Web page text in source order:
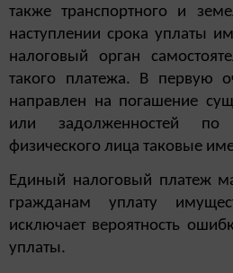
также транспортного и
наступлении срока уплаты
налоговый орган
такого платежа. В первую
направлен на погашение
или задолженностей
физического лица таковые
Единый налоговый платеж
гражданам уплату
исключает вероятность
уплаты.